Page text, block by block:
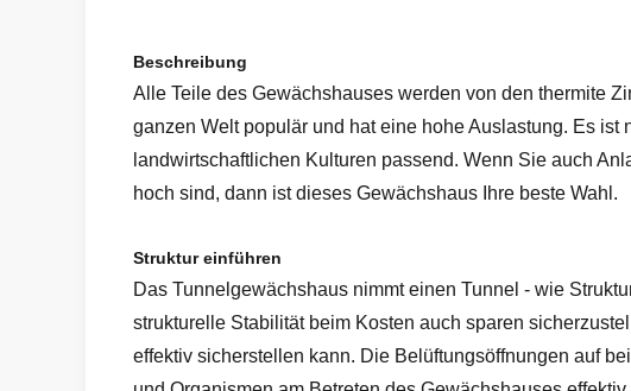
Beschreibung
Alle Teile des Gewächshauses werden von den thermite
ganzen Welt populär und hat eine hohe Auslastung. Es
landwirtschaftlichen Kulturen passend. Wenn Sie auch
hoch sind, dann ist dieses Gewächshaus Ihre beste Wahl.
Struktur einführen
Das Tunnelgewächshaus nimmt einen Tunnel - wie
strukturelle Stabilität beim Kosten auch sparen
effektiv sicherstellen kann. Die Belüftungsöffnungen auf